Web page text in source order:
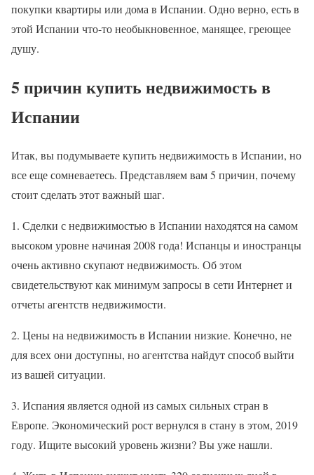
покупки квартиры или дома в Испании. Одно верно, есть в
этой Испании что-то необыкновенное, манящее, греющее
душу.
5 причин купить недвижимость в
Испании
Итак, вы подумываете купить недвижимость в Испании, но
все еще сомневаетесь. Представляем вам 5 причин, почему
стоит сделать этот важный шаг.
1. Сделки с недвижимостью в Испании находятся на самом
высоком уровне начиная 2008 года! Испанцы и иностранцы
очень активно скупают недвижимость. Об этом
свидетельствуют как минимум запросы в сети Интернет и
отчеты агентств недвижимости.
2. Цены на недвижимость в Испании низкие. Конечно, не
для всех они доступны, но агентства найдут способ выйти
из вашей ситуации.
3. Испания является одной из самых сильных стран в
Европе. Экономический рост вернулся в стану в этом, 2019
году. Ищите высокий уровень жизни? Вы уже нашли.